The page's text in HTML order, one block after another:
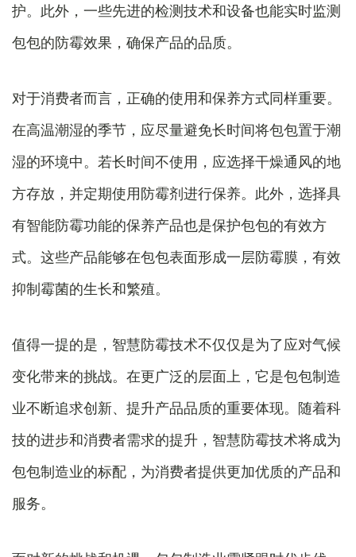
护。此外，一些先进的检测技术和设备也能实时监测
包包的防霉效果，确保产品的品质。
对于消费者而言，正确的使用和保养方式同样重要。
在高温潮湿的季节，应尽量避免长时间将包包置于潮
湿的环境中。若长时间不使用，应选择干燥通风的地
方存放，并定期使用防霉剂进行保养。此外，选择具
有智能防霉功能的保养产品也是保护包包的有效方
式。这些产品能够在包包表面形成一层防霉膜，有效
抑制霉菌的生长和繁殖。
值得一提的是，智慧防霉技术不仅仅是为了应对气候
变化带来的挑战。在更广泛的层面上，它是包包制造
业不断追求创新、提升产品品质的重要体现。随着科
技的进步和消费者需求的提升，智慧防霉技术将成为
包包制造业的标配，为消费者提供更加优质的产品和
服务。